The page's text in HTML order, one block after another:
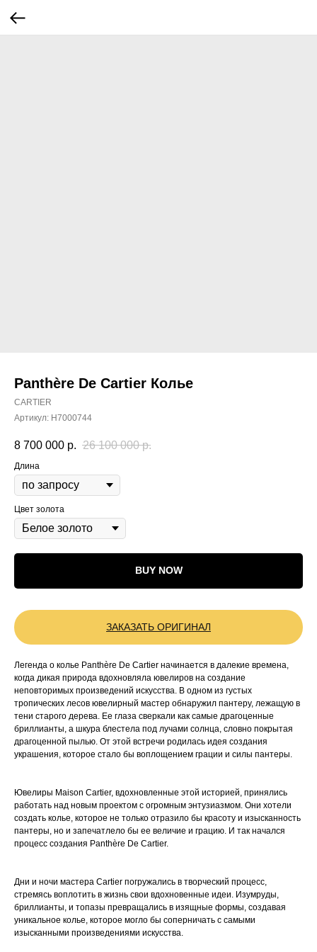
Panthère De Cartier Колье
CARTIER
Артикул: H7000744
8 700 000 р. 26 100 000 р.
Длина
Цвет золота
BUY NOW
ЗАКАЗАТЬ ОРИГИНАЛ
Легенда о колье Panthère De Cartier начинается в далекие времена,
когда дикая природа вдохновляла ювелиров на создание
неповторимых произведений искусства. В одном из густых
тропических лесов ювелирный мастер обнаружил пантеру, лежащую в
тени старого дерева. Ее глаза сверкали как самые драгоценные
бриллианты, а шкура блестела под лучами солнца, словно покрытая
драгоценной пылью. От этой встречи родилась идея создания
украшения, которое стало бы воплощением грации и силы пантеры.
Ювелиры Maison Cartier, вдохновленные этой историей, принялись
работать над новым проектом с огромным энтузиазмом. Они хотели
создать колье, которое не только отразило бы красоту и изысканность
пантеры, но и запечатлело бы ее величие и грацию. И так начался
процесс создания Panthère De Cartier.
Дни и ночи мастера Cartier погружались в творческий процесс,
стремясь воплотить в жизнь свои вдохновенные идеи. Изумруды,
бриллианты, и топазы превращались в изящные формы, создавая
уникальное колье, которое могло бы соперничать с самыми
изысканными произведениями искусства.